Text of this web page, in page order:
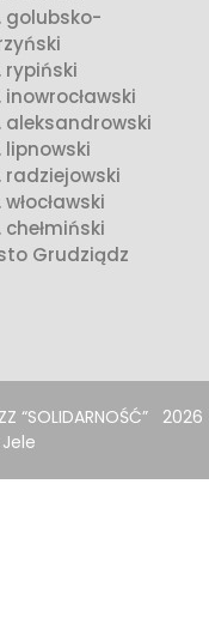
golubsko-
rypiński
inowrocławski
aleksandrowski
lipnowski
radziejowski
chełmiński
Grudziądz
“SOLIDARNOŚĆ”
2026
Jele